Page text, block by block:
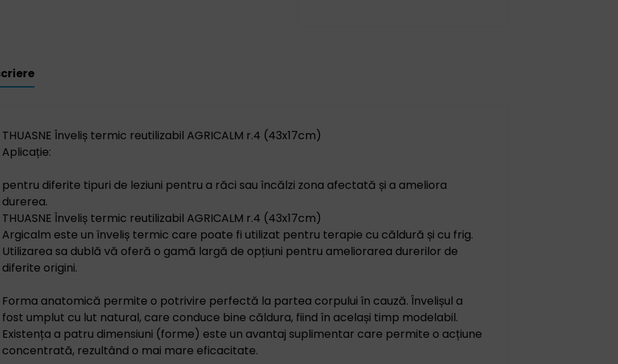
THUASNE Înveliș termic reutilizabil AGRICALM r.4 (43x17cm)
Aplicație:
pentru diferite tipuri de leziuni pentru a răci sau încălzi zona afectată și a ameliora
durerea.
THUASNE Înveliș termic reutilizabil AGRICALM r.4 (43x17cm)
Argicalm este un înveliș termic care poate fi utilizat pentru terapie cu căldură și cu frig.
Utilizarea sa dublă vă oferă o gamă largă de opțiuni pentru ameliorarea durerilor de
diferite origini.
Forma anatomică permite o potrivire perfectă la partea corpului în cauză. Învelișul a
fost umplut cu lut natural, care conduce bine căldura, fiind în același timp modelabil.
Existența a patru dimensiuni (forme) este un avantaj suplimentar care permite o acțiune
concentrată, rezultând o mai mare eficacitate.